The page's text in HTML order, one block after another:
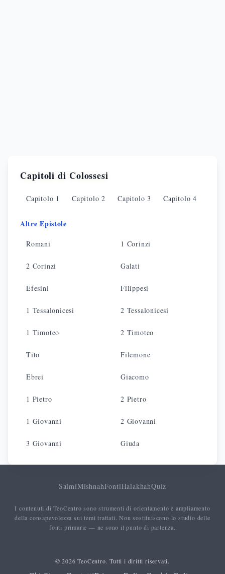
Capitoli di Colossesi
Capitolo 1 Capitolo2 Capitolo3 Capitolo4
Altre Epistole
Romani 1 Corinzi
2 Corinzi Galati
Efesini Filippesi
1 Tessalonicesi 2 Tessalonicesi
1 Timoteo 2 Timoteo
Tito Filemone
Ebrei Giacomo
1 Pietro 2 Pietro
1 Giovanni 2 Giovanni
3 Giovanni Giuda
SalmiMishnahFontiHalakhahQuiz
I contenuti di TeoCentro sono strumenti di orientamento e ampliamento
della consapevolezza sui temi trattati. Non sostituiscono lo studio delle
fonti primarie — ne sono il punto di partenza.
© 2026 TeoCentro. Tutti i diritti riservati.